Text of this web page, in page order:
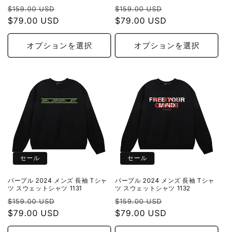
通
常
価
$159.00 USD
ル
価
格
$79.00 USD
オプションを選択
通
常
価
$159.00 USD
ル
価
格
$79.00 USD
オプションを選択
セール
パープル 2024 メンズ 長袖 Tシャ
ツ スウェットシャツ 1131
通
常
価
$159.00 USD
ル
$79.00 USD
セール
パープル 2024 メンズ 長袖 Tシャ
ツ スウェットシャツ 1132
通
常
価
$159.00 USD
ル
$79.00 USD